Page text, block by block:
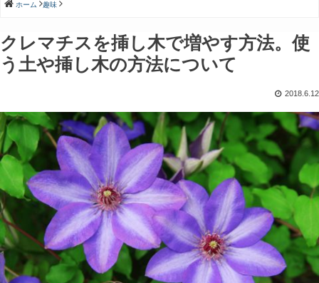
ホーム 趣味
クレマチスを挿し木で増やす方法。使
う土や挿し木の方法について
2018.6.12